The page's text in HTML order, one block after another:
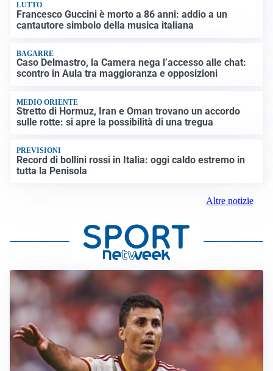
LUTTO
Francesco Guccini è morto a 86 anni: addio a un
cantautore simbolo della musica italiana
BAGARRE
Caso Delmastro, la Camera nega l’accesso alle chat:
scontro in Aula tra maggioranza e opposizioni
MEDIO ORIENTE
Stretto di Hormuz, Iran e Oman trovano un accordo
sulle rotte: si apre la possibilità di una tregua
PREVISIONI
Record di bollini rossi in Italia: oggi caldo estremo in
tutta la Penisola
Altre notizie